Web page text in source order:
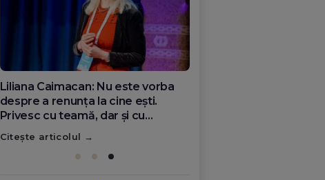
Diana Olar, românca de la Google
care demonstrează că diaspora
poate schimba România
Citește articolul